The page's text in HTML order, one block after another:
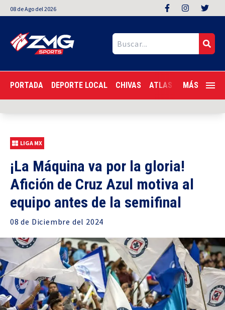
08 deAgo del 2026
PORTADA DEPORTE LOCAL CHIVAS ATLAS LIGA MX
MÁS
LIGA MX
¡La Máquina va por la gloria!
Afición de Cruz Azul motiva al
equipo antes de la semifinal
08 de Diciembre del 2024